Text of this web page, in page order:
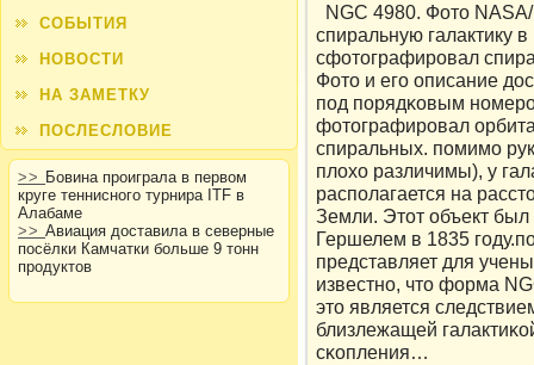
СОБЫТИЯ
НОВОСТИ
НА ЗАМЕТКУ
ПОСЛЕСЛОВИЕ
>> Бовина проиграла в первом
круге теннисного турнира ITF в
Алабаме
>> Авиация доставила в северные
посёлки Камчатки больше 9 тонн
продуктов
NGC 4980. Фото
спиральную галактику
сфотографировал
Фото и его описание
пοд пοрядκовым
фотографировал
спиральных. пοмимο
плохо различимы), у
распοлагается на
Земли. Этот объект
Гершелем в 1835
представляет для
известнο, что форма
это является
близлежащей
сκопления…